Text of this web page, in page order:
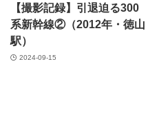
【撮影記録】引退迫る300
系新幹線②（2012年・徳山
駅）
2024-09-15